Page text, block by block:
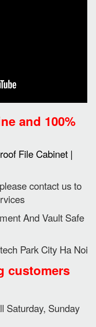
and 100%
File Cabinet |
contact us to
And Vault Safe
Park City Ha Noi
customers
Saturday, Sunday